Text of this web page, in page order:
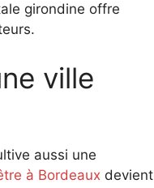
girondine offre
ville
aussi une
à Bordeaux devient